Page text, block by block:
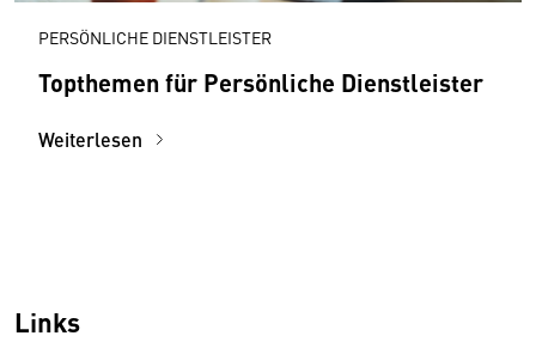
PERSÖNLICHE DIENSTLEISTER
Topthemen für Persönliche Dienstleister
Weiterlesen
Links